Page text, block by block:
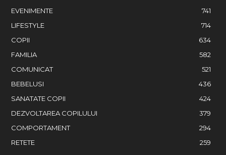
EVENIMENTE
741
LIFESTYLE
714
COPII
634
FAMILIA
582
COMUNICAT
521
BEBELUSI
436
SANATATE COPII
424
DEZVOLTAREA COPILULUI
379
COMPORTAMENT
294
RETETE
259